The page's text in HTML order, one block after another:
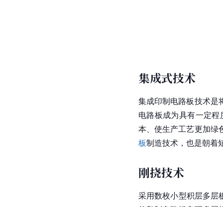
集成式技术
集成印制电路板技术是
电路板成为具有一定
本、使生产工艺更加绿
板制造技术，也是朝着
刚挠技术
采用数枚小型积层多层